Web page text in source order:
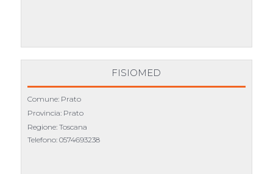
FISIOMED
Comune: Prato
Provincia: Prato
Regione: Toscana
Telefono: 0574693238